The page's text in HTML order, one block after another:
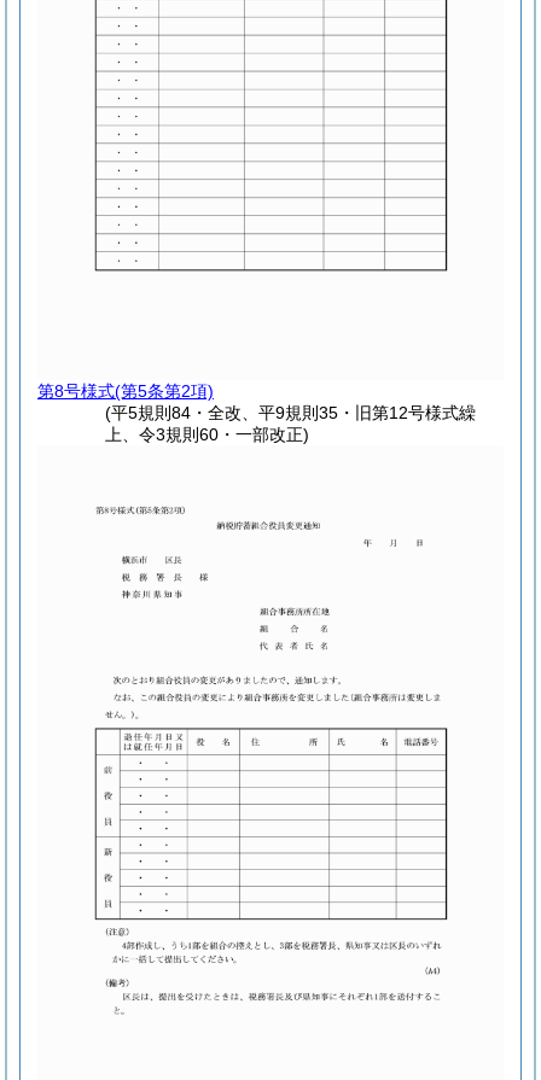
第8号様式(第5条第2項)
(平5規則84・全改、平9規則35・旧第12号様式繰
上、令3規則60・一部改正)